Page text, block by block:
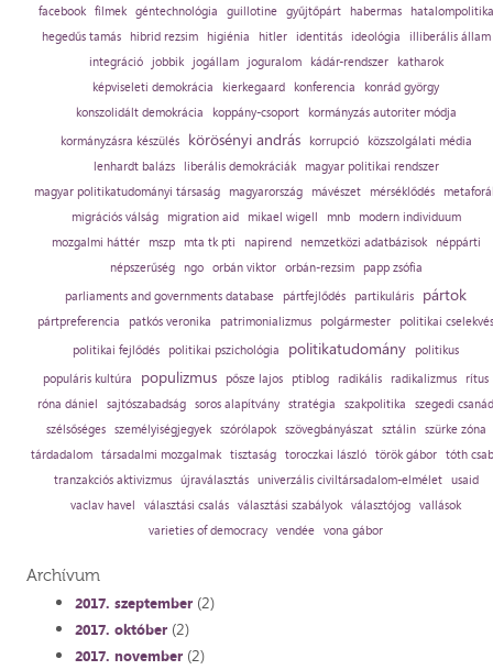
facebook filmek géntechnológia guillotine gyűjtőpárt habermas
hatalompolitika
hegedűs tamás
hibrid rezsim higiénia hitler identitás ideológia
illiberális állam
integráció
jobbik jogállam joguralom kádár-rendszer
katharok
képviseleti demokrácia
kierkegaard konferencia
konrád györgy
konszolidált demokrácia
koppány-csoport
kormányzás autoriter módja
kormányzásra készülés
körösényi andrás korrupció
közszolgálati média
lenhardt balázs
liberális demokráciák
magyar politikai rendszer
magyar politikatudományi társaság
magyarország mávészet mérséklődés
migrációs válság
migration aid mikael wigell mnb
modern individuum
mozgalmi háttér
mszp mta tk pti napirend nemzetközi adatbázisok
néppárti
népszerűség
ngo orbán viktor orbán-rezsim
papp zsófia
parliaments and governments database
pártfejlődés partikuláris pártok
pártpreferencia patkós veronika patrimonializmus polgármester
politikai
politikai fejlődés
politikai pszichológia politikatudomány
politikus
populáris kultúra
populizmus pősze lajos ptiblog radikális radikalizmus
rítus
róna dániel
sajtószabadság soros alapítvány stratégia szakpolitika
szegedi
szélsőséges
személyiségjegyek szórólapok szövegbányászat sztálin
szürke zóna
tárdadalom társadalmi mozgalmak tisztaság toroczkai lászló török gábor tóth
tranzakciós aktivizmus
újraválasztás univerzális civiltársadalom-elmélet
usaid
vaclav havel
választási csalás választási szabályok választójog vallások
varieties of democracy vendée vona gábor
Archívum
2017. szeptember(2)
2017. október(2)
2017. november(2)